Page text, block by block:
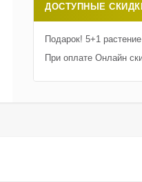
ДОСТУПНЫЕ
Подарок! 5+1
При оплате Онлайн